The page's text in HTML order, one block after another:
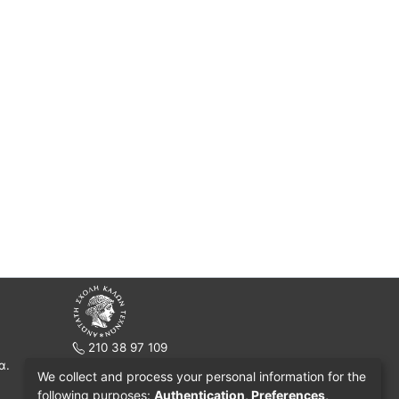
210 38 97 109
Πατησίων 42, Τ.Κ. 10682, Αθήνα
We collect and process your personal information for the
following purposes: Authentication, Preferences,